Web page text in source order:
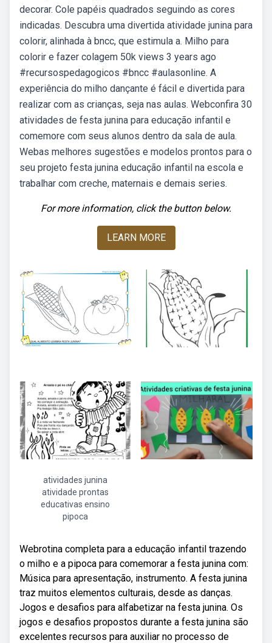
decorar. Cole papéis quadrados seguindo as cores
indicadas. Descubra uma divertida atividade junina para
colorir, alinhada à bncc, que estimula a. Milho para
colorir e fazer colagem 50k views 3 years ago
#recursospedagogicos #bncc #aulasonline. A
experiência do milho dançante é fácil e divertida para
realizar com as crianças, seja nas aulas. Webconfira 30
atividades de festa junina para educação infantil e
comemore com seus alunos dentro da sala de aula.
Webas melhores sugestões e modelos prontos para o
seu projeto festa junina educação infantil na escola e
trabalhar com creche, maternais e demais series.
For more information, click the button below.
LEARN MORE
atividades junina
atividade prontas
educativas ensino
pipoca
Webrotina completa para a educação infantil trazendo
o milho e a pipoca para comemorar a festa junina com:
Música para apresentação, instrumento. A festa junina
traz muitos elementos culturais, desde as danças.
Jogos e desafios para alfabetizar na festa junina. Os
jogos e desafios propostos durante a festa junina são
excelentes recursos para auxiliar no processo de